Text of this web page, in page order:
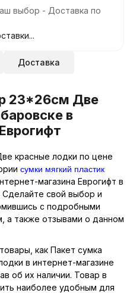
выбор - Доставка по
Доставка
23*26см Две
в
красные лодки по цене
сумки мягкий пластик
магазина Еврогифт в
свой выбор и
с подробными
а также отзывами о данном
как Пакет сумка
в интернет-магазине
об их наличии. Товар в
наиболее удобным для